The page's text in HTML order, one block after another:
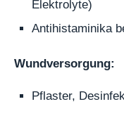
Elektrolyte)
Antihistaminika
Wundversorgung:
Pflaster,